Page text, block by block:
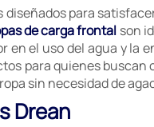
diseñados para
de carga frontal son
el uso del agua y la
para quienes buscan
sin necesidad de
Drean